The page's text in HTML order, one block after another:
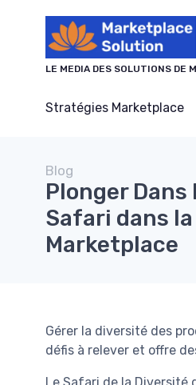
LE MEDIA DES SOLUTIONS DE
Stratégies Marketplace
Blog
Plonger
Safari dans
Marketplace
Gérer la diversité des
défis à relever et offre